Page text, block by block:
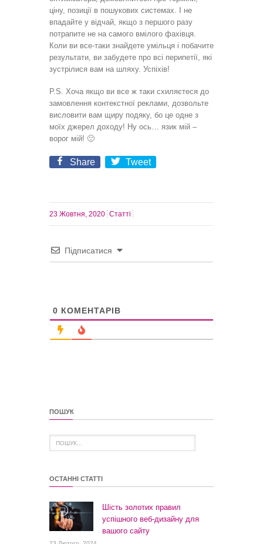
ціну, позиції в пошукових системах. І не
впадайте у відчай, якщо з першого разу
потрапите не на самого вмілого фахівця.
Коли ви все-таки знайдете умільця і побачите
результати, ви забудете про всі перипетії, які
зустрілися вам на шляху. Успіхів!
P.S. Хоча якщо ви все ж таки схиляєтеся до
замовлення контекстної реклами, дозвольте
висловити вам щиру подяку, бо це одне з
моїх джерел доходу! Ну ось… язик мій –
ворог мій! 🙂
Share Tweet
23 Жовтня, 2020 Статті
Підписатися
0 КОМЕНТАРІВ
ПОШУК
ОСТАННІ СТАТТІ
Шість золотих правил
успішного веб-дизайну для
вашого сайту